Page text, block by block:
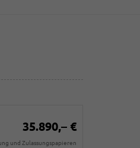
35.890,– €
und Zulassungspapieren